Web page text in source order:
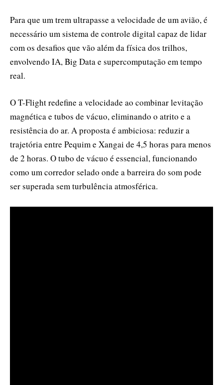
Para que um trem ultrapasse a velocidade de um avião, é
necessário um sistema de controle digital capaz de lidar
com os desafios que vão além da física dos trilhos,
envolvendo IA, Big Data e supercomputação em tempo
real.
O T-Flight redefine a velocidade ao combinar levitação
magnética e tubos de vácuo, eliminando o atrito e a
resistência do ar. A proposta é ambiciosa: reduzir a
trajetória entre Pequim e Xangai de 4,5 horas para menos
de 2 horas. O tubo de vácuo é essencial, funcionando
como um corredor selado onde a barreira do som pode
ser superada sem turbulência atmosférica.